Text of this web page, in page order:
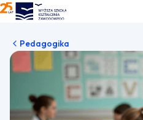
WSKZ - strona główna
Pedagogika